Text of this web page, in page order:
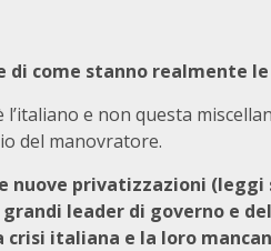
come stanno realmente le
e non questa
del manovratore.
nuove privatizzazioni
leader di governo e
italiana e la loro